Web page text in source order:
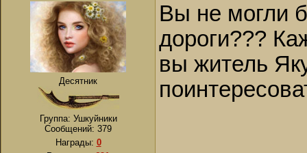
Десятник
Группа: Ушкуйники
Сообщений: 379
Награды: 0
Вы не могли
дороги???
вы житель